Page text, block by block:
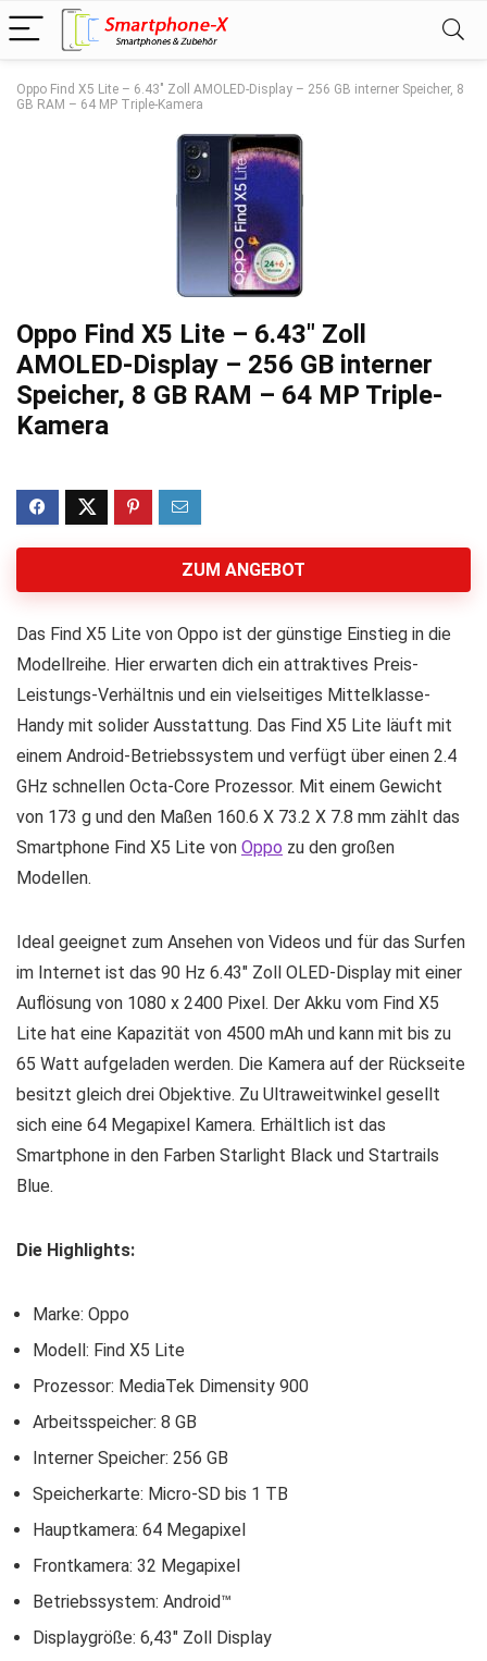
Oppo Find X5 Lite – 6.43″ Zoll AMOLED-Display – 256 GB interner Speicher, 8
GB RAM – 64 MP Triple-Kamera
Oppo Find X5 Lite – 6.43″ Zoll
AMOLED-Display – 256 GB interner
Speicher, 8 GB RAM – 64 MP Triple-
Kamera
ZUM ANGEBOT
Das Find X5 Lite von Oppo ist der günstige Einstieg in die
Modellreihe. Hier erwarten dich ein attraktives Preis-
Leistungs-Verhältnis und ein vielseitiges Mittelklasse-
Handy mit solider Ausstattung. Das Find X5 Lite läuft mit
einem Android-Betriebssystem und verfügt über einen 2.4
GHz schnellen Octa-Core Prozessor. Mit einem Gewicht
von 173 g und den Maßen 160.6 Х 73.2 Х 7.8 mm zählt das
Smartphone Find X5 Lite von Oppo zu den großen
Modellen.
Ideal geeignet zum Ansehen von Videos und für das Surfen
im Internet ist das 90 Hz 6.43″ Zoll OLED-Display mit einer
Auflösung von 1080 x 2400 Pixel. Der Akku vom Find X5
Lite hat eine Kapazität von 4500 mAh und kann mit bis zu
65 Watt aufgeladen werden. Die Kamera auf der Rückseite
besitzt gleich drei Objektive. Zu Ultraweitwinkel gesellt
sich eine 64 Megapixel Kamera. Erhältlich ist das
Smartphone in den Farben Starlight Black und Startrails
Blue.
Die Highlights:
Marke: Oppo
Modell: Find X5 Lite
Prozessor: MediaTek Dimensity 900
Arbeitsspeicher: 8 GB
Interner Speicher: 256 GB
Speicherkarte: Micro-SD bis 1 TB
Hauptkamera: 64 Megapixel
Frontkamera: 32 Megapixel
Betriebssystem: Android™
Displaygröße: 6,43″ Zoll Display